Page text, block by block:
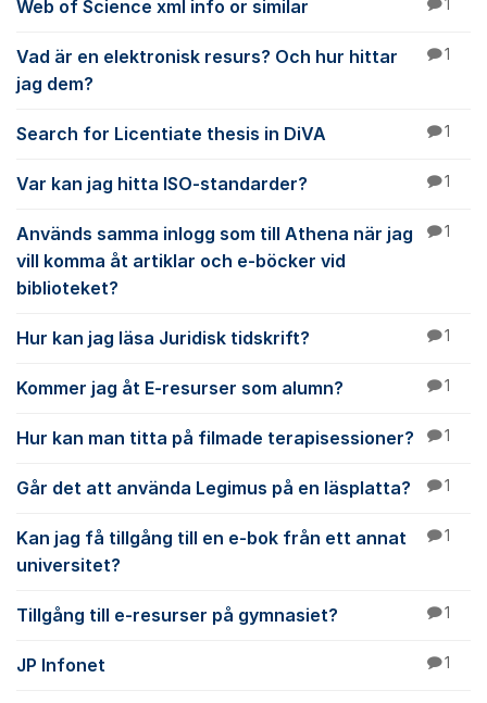
Web of Science xml info or similar 1
Vad är en elektronisk resurs? Och hur hittar
jag dem?
1
Search for Licentiate thesis in DiVA 1
Var kan jag hitta ISO-standarder? 1
Används samma inlogg som till Athena när jag
vill komma åt artiklar och e-böcker vid
biblioteket?
1
Hur kan jag läsa Juridisk tidskrift? 1
Kommer jag åt E-resurser som alumn? 1
Hur kan man titta på filmade terapisessioner? 1
Går det att använda Legimus på en läsplatta? 1
Kan jag få tillgång till en e-bok från ett annat
universitet?
1
Tillgång till e-resurser på gymnasiet? 1
JP Infonet 1